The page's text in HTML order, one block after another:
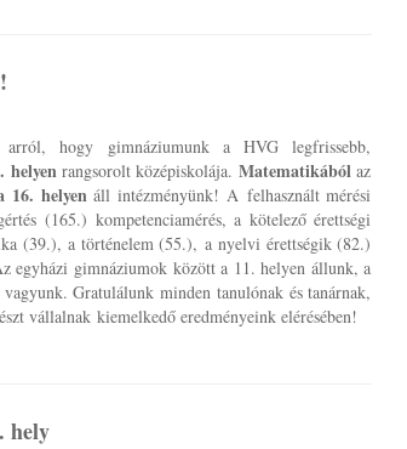
hogy gimnáziumunk a HVG legfrissebb,
helyenrangsorolt középiskolája.Matematikából az
16. helyenáll intézményünk! A felhasznált mérési
(165.) kompetenciamérés, a kötelező érettségi
(39.), a történelem (55.), a nyelvi érettségik (82.)
egyházi gimnáziumok között a 11. helyen állunk, a
Gratulálunk minden tanulónak és tanárnak,
vállalnak kiemelkedő eredményeink elérésében!
hely